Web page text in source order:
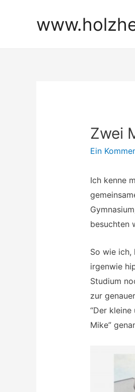
Zwei
Ein
Ich kenne
besuchten
So wie ich,
irgenwie
Studium
zur
“Der
Mike”